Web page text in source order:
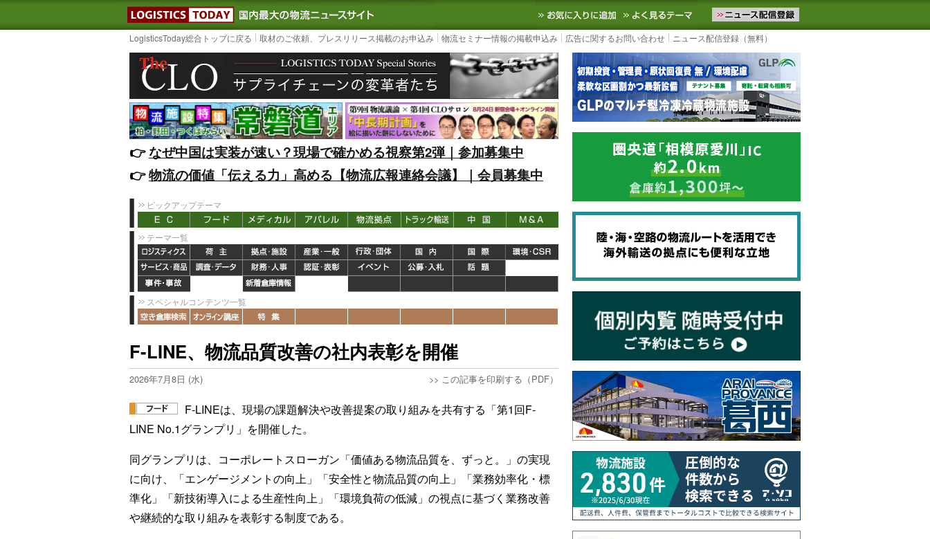
LOGISTICS TODAY｜国内最大の物流ニュースサイト3PL, SCMなど国内外の最新の物流ニュースをお届けします。物流ニュースメール配信を登録す
お気に入りに追加 よく見るテーマ
LogisticsToday総合トップに戻る 取材のご依頼、プレスリリース掲載のお申込み 物流セミナー情報の掲載申込み 広告に関するお問い合わせ ニュース配信登録（無料）
👉️なぜ中国は実装が速い？現場で確かめる視察第2弾｜参加募集中
👉️物流の価値「伝える力」高める【物流広報連絡会議】｜会員募集中
ピックアップテーマ
テーマ一覧
スペシャルコンテンツ一覧
F-LINE、物流品質改善の社内表彰を開催
2026年7月8日 (水) >> この記事を印刷する（PDF）
F-LINEは、現場の課題解決や改善提案の取り組みを共有する「第1回F-
LINE No.1グランプリ」を開催した。
同グランプリは、コーポレートスローガン「価値ある物流品質を、ずっと。」の実現
に向け、「エンゲージメントの向上」「安全性と物流品質の向上」「業務効率化・標
準化」「新技術導入による生産性向上」「環境負荷の低減」の視点に基づく業務改善
や継続的な取り組みを表彰する制度である。